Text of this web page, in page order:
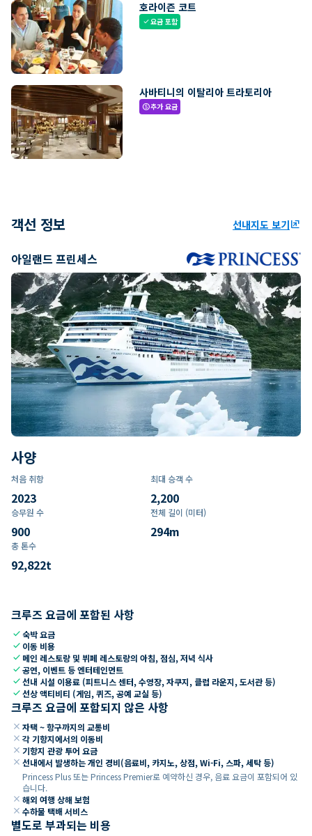
호라이즌 코트
check요금 포함
사바티니의 이탈리아 트라토리아
paid추가 요금
객선 정보 선내지도 보기ungroup
아일랜드 프린세스
사양
처음 취항
2023
최대 승객 수
2,200
승무원 수
900
전체 길이 (미터)
294m
총 톤수
92,822t
크루즈 요금에 포함된 사항
check숙박 요금
check 이동 비용
check 메인 레스토랑 및 뷔페 레스토랑의 아침, 점심, 저녁 식사
check공연, 이벤트 등 엔터테인먼트
check선내 시설 이용료 (피트니스 센터, 수영장, 자쿠지, 클럽 라운지, 도서관 등)
check선상 액티비티 (게임, 퀴즈, 공예 교실 등)
크루즈 요금에 포함되지 않은 사항
close 자택 ~ 항구까지의 교통비
close 각 기항지에서의 이동비
close 기항지 관광 투어 요금
close 선내에서 발생하는 개인 경비(음료비, 카지노, 상점, Wi-Fi, 스파, 세탁 등)
Princess Plus 또는 Princess Premier로 예약하신 경우, 음료 요금이 포함되어 있
습니다.
close 해외 여행 상해 보험
close 수하물 택배 서비스
별도로 부과되는 비용